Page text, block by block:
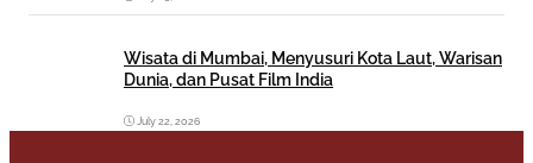
Wisata di Mumbai, Menyusuri Kota Laut, Warisan
Dunia, dan Pusat Film India
July 22, 2026